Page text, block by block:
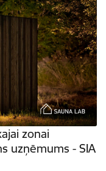
zonai
uzņēmums - SIA